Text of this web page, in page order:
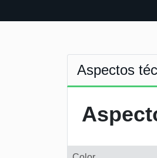
Aspectos